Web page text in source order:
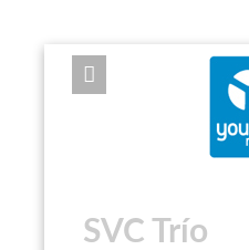
EXPOSE
SVC Trío